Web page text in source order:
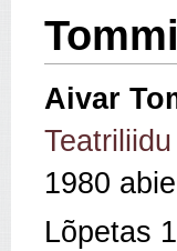
Aivar
Teatriliidu
1980
Lõpetas